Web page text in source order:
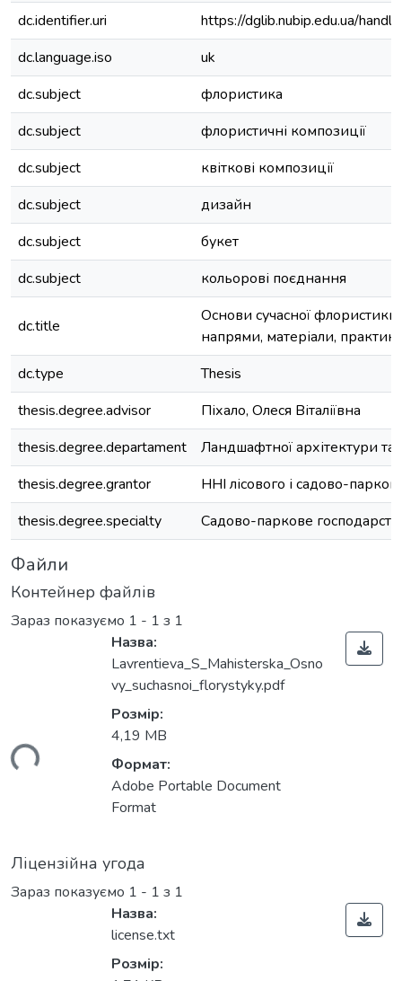
dc.identifier.uri
https://dglib.nubip.edu.ua/
dc.language.iso
uk
dc.subject
флористика
dc.subject
флористичні композиції
dc.subject
квіткові композиції
dc.subject
дизайн
dc.subject
букет
dc.subject
кольорові поєднання
dc.title
Основи сучасної флористики:
напрями, матеріали,
dc.type
Thesis
thesis.degree.advisor
Піхало, Олеся Віталіївна
thesis.degree.departament
Ландшафтної архітектури та
thesis.degree.grantor
ННІ лісового і садово-
thesis.degree.specialty
Садово-паркове
Файли
Контейнер файлів
Зараз показуємо 1 - 1 з 1
Назва:
Lavrentieva_S_Мahisterska_Osno
vy_suchasnoi_florystyky.pdf
Розмір:
4,19 MB
Формат:
Adobe Portable Document
Format
Ліцензійна угода
Зараз показуємо 1 - 1 з 1
Назва:
license.txt
Розмір: